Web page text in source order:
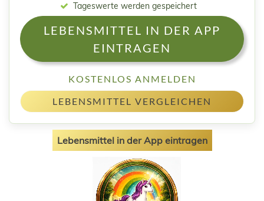
Tageswerte werden gespeichert
LEBENSMITTEL IN DER APP
EINTRAGEN
KOSTENLOS ANMELDEN
LEBENSMITTEL VERGLEICHEN
Lebensmittel in der App eintragen